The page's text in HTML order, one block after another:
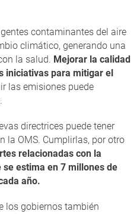
contaminantes del aire
climático, generando una
la salud. Mejorar la calidad
iniciativas para mitigar el
las emisiones puede
directrices puede tener
la OMS. Cumplirlas, por otro
relacionadas con la
estima en 7 millones de
año.
los gobiernos también